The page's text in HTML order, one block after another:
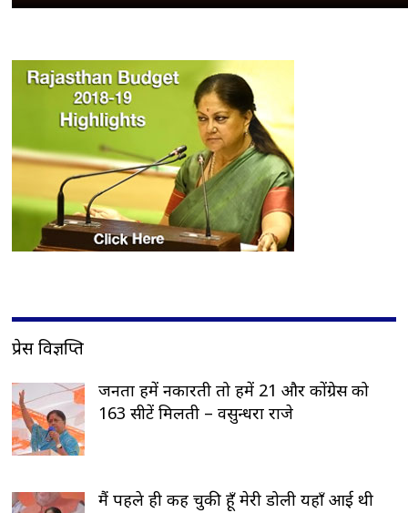
प्रेस विज्ञप्ति
जनता हमें नकारती तो हमें 21 और कोंग्रेस को
163 सीटें मिलती – वसुन्धरा राजे
मैं पहले ही कह चुकी हूँ मेरी डोली यहाँ आई थी